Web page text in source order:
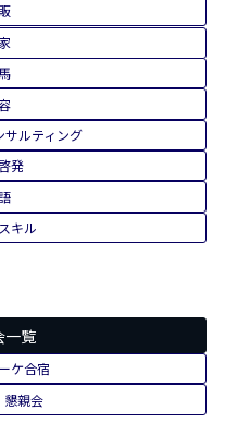
サルティング
発
キル
一覧
ケ合宿
懇親会